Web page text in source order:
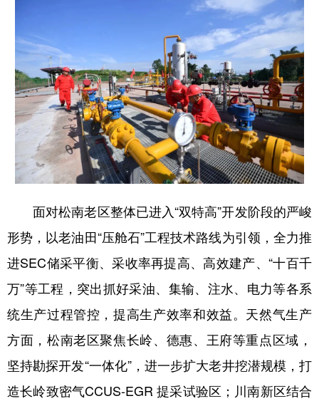
福建 江西
山东 湖北
广东 广西 海南 重庆
四川 贵州 云南 西藏
陕西 甘肃 青海 宁夏
新疆 内蒙古 黑龙江
多语种频道
English Español Français عربى
Deutsch Português
面对松南老区整体已进入“双特高”开发阶段的严峻
形势，以老油田“压舱石”工程技术路线为引领，全力推
进SEC储采平衡、采收率再提高、高效建产、“十百千
万”等工程，突出抓好采油、集输、注水、电力等各系
统生产过程管控，提高生产效率和效益。天然气生产
方面，松南老区聚焦长岭、德惠、王府等重点区域，
坚持勘探开发“一体化”，进一步扩大老井挖潜规模，打
造长岭致密气CCUS-EGR 提采试验区；川南新区结合